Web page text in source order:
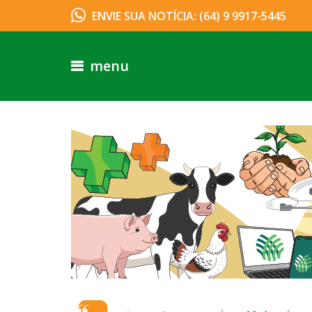
ENVIE SUA NOTÍCIA: (64) 9 9917-5445
menu